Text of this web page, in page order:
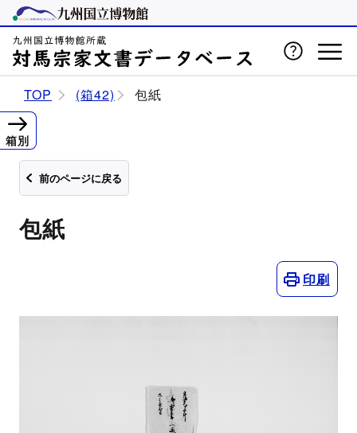
TOP (箱42) 包紙
前のページに戻る
包紙
印刷
箱別